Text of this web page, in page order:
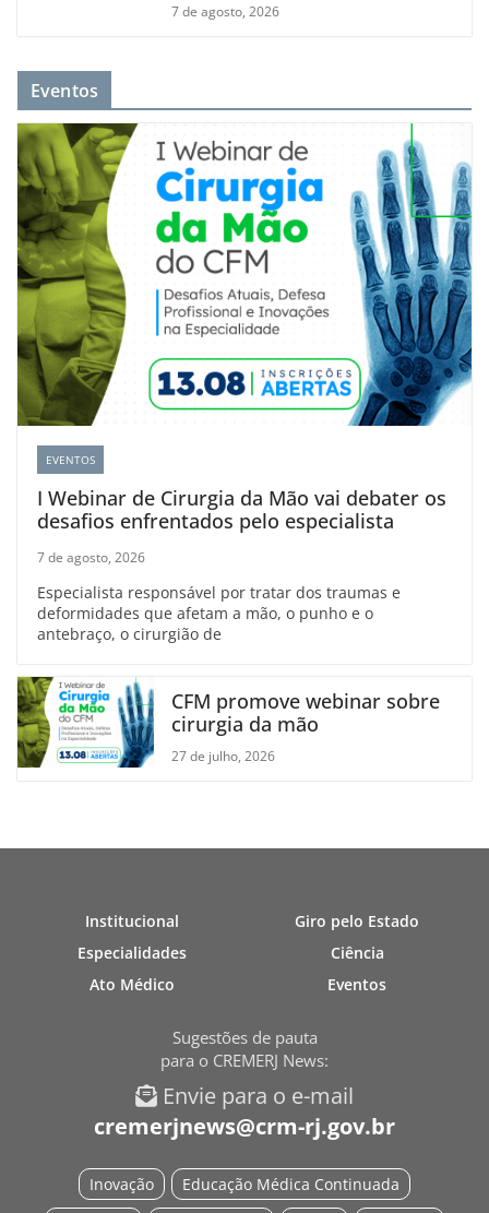
7 de agosto, 2026
Eventos
EVENTOS
I Webinar de Cirurgia da Mão vai debater os
desafios enfrentados pelo especialista
7 de agosto, 2026
Especialista responsável por tratar dos traumas e
deformidades que afetam a mão, o punho e o
antebraço, o cirurgião de
CFM promove webinar sobre
cirurgia da mão
27 de julho, 2026
Institucional
Especialidades
Ato Médico
Giro pelo Estado
Ciência
Eventos
Sugestões de pauta
para o CREMERJ News:
Envie para o e-mail
cremerjnews@crm-rj.gov.br
Educação Médica Continuada
Inovação